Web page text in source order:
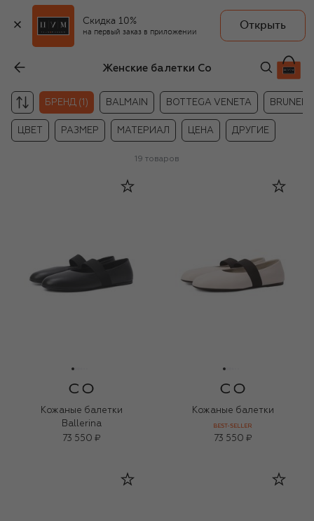
Скидка 10%
на первый заказ в приложении
Открыть
Женские балетки Co
БРЕНД (1) BALMAIN BOTTEGA VENETA
ЦВЕТ РАЗМЕР МАТЕРИАЛ ЦЕНА ДРУГИЕ
19 товаров
Кожаные балетки
Ballerina
73 550 ₽
Кожаные балетки
BEST-SELLER
73 550 ₽